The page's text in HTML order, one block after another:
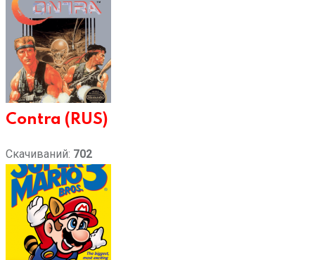
Contra (RUS)
Скачиваний: 702